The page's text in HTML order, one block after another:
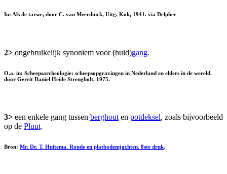
In: Als de tarwe, door C. van Meerdinck, Uitg. Kok, 1941. via Delpher
2> ongebruikelijk synoniem voor (huid)gang.
O.a. in: Scheepsarcheologie: scheepsopgravingen in Nederland en elders in de wereld.
door Gerrit Daniel Heide Strengholt, 1975.
3> een enkele gang tussen berghouten potdeksel, zoals bijvoorbeeld
op de Pluut.
Bron: Mr. Dr. T. Huitema. Ronde en platbodemjachten. 8ste druk.